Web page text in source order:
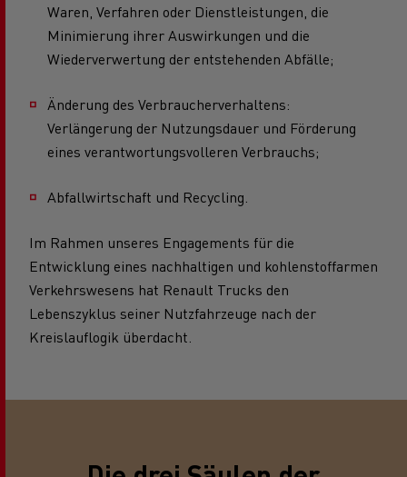
Waren, Verfahren oder Dienstleistungen, die
Minimierung ihrer Auswirkungen und die
Wiederverwertung der entstehenden Abfälle;
Änderung des Verbraucherverhaltens:
Verlängerung der Nutzungsdauer und Förderung
eines verantwortungsvolleren Verbrauchs;
Abfallwirtschaft und Recycling.
Im Rahmen unseres Engagements für die
Entwicklung eines nachhaltigen und kohlenstoffarmen
Verkehrswesens hat Renault Trucks den
Lebenszyklus seiner Nutzfahrzeuge nach der
Kreislauflogik überdacht.